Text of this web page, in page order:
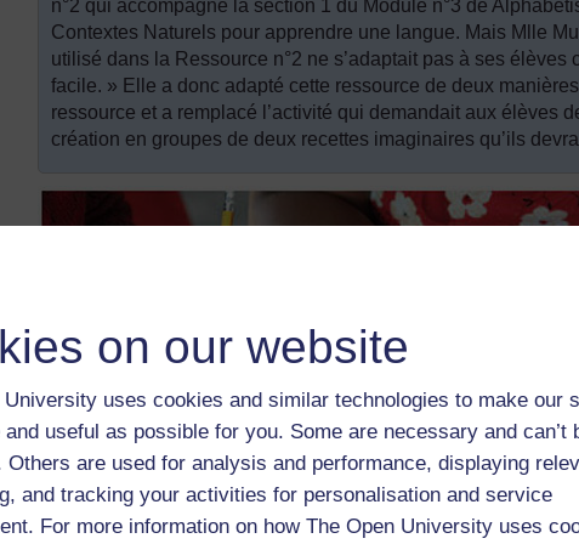
on our website
University uses cookies and similar technologies to make our
useful as possible for you. Some are necessary and can’t
Others are used for analysis and performance, displaying
and tracking your activities for personalisation and service
For more information on how The Open University uses
n°2 qui accompagne la section 1 du Module n°3 de
Contextes Naturels pour apprendre une langue. Mais Mlle
utilisé dans la Ressource n°2 ne s’adaptait pas à ses
facile. » Elle a donc adapté cette ressource de deux
ressource et a remplacé l’activité qui demandait aux élèves
création en groupes de deux recettes imaginaires qu’ils